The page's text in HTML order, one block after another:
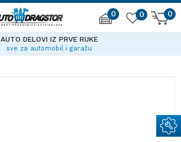
0 0
0
AUTO DELOVI IZ PRVE RUKE
sve za automobil i garažu